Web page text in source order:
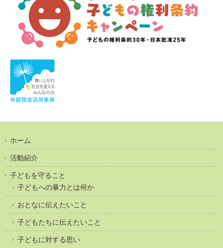
ホーム
活動紹介
子どもを守ること
子どもへの暴力とは何か
おとなに伝えたいこと
子どもたちに伝えたいこと
子どもに対する思い